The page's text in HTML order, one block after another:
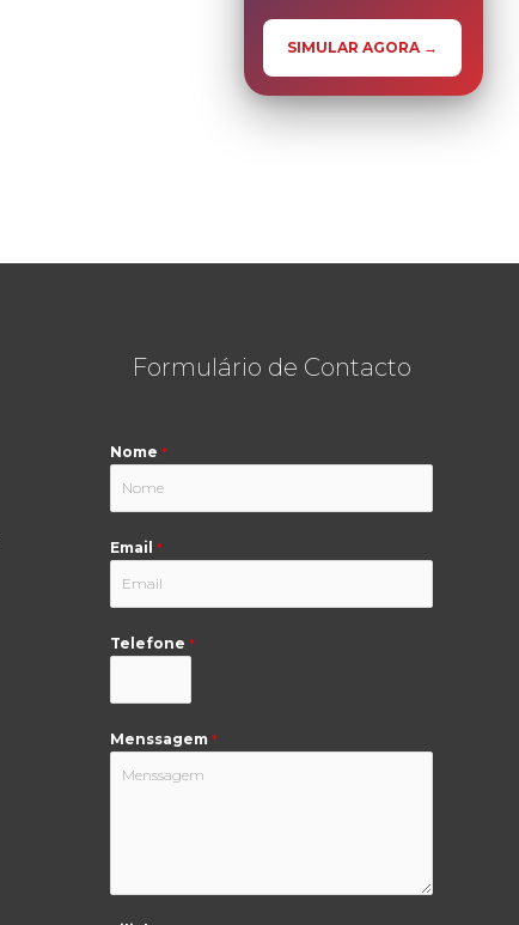
Formulário de Contacto
Nome *
Email *
Telefone *
Menssagem *
SIMULAR AGORA →